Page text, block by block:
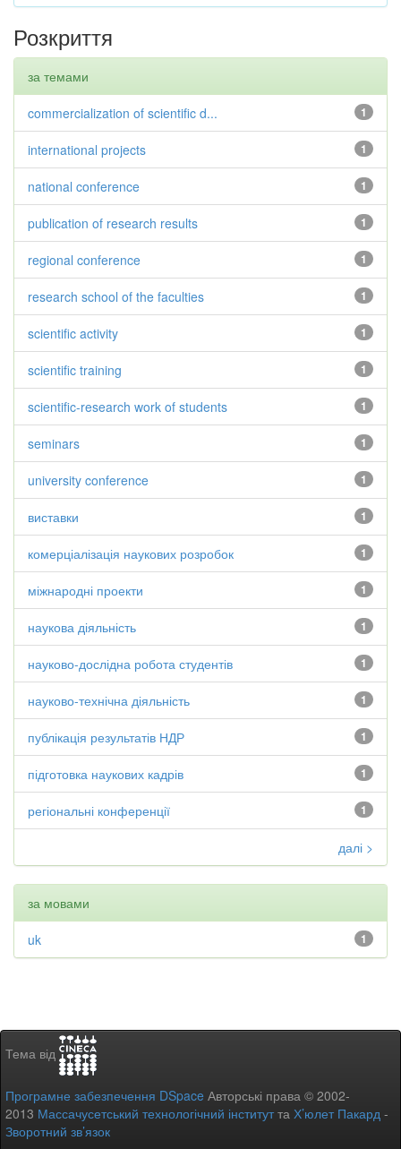
Розкриття
за темами
1
commercialization of scientific d...
1
international projects
1
national conference
1
publication of research results
1
regional conference
1
research school of the faculties
1
scientific activity
1
scientific training
1
scientific-research work of students
1
seminars
1
university conference
1
виставки
1
комерціалізація наукових розробок
1
міжнародні проекти
1
наукова діяльність
1
науково-дослідна робота студентів
1
науково-технічна діяльність
1
публікація результатів НДР
1
підготовка наукових кадрів
1
регіональні конференції
далі >
за мовами
1
uk
Тема від
Програмне забезпечення DSpace Авторські права © 2002-
2013 Массачусетський технологічний інститутта Х’юлет Пакард -
Зворотний зв’язок